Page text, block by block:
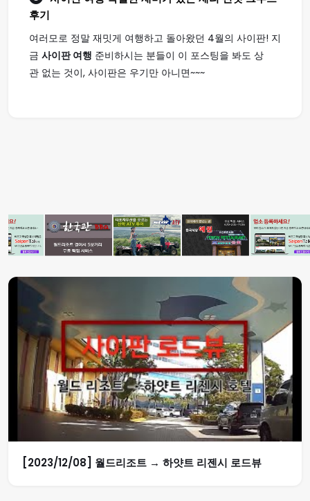
후기
여러모로 정말 재밋게 여행하고 돌아왔던 4월의 사이판! 지
금 사이판 여행 준비하시는 분들이 이 포스팅을 봐도 상
관 없는 것이, 사이판은 우기만 아니면~~~
[2023/12/08] 월드리조트 → 하얏트 리젠시 로드뷰